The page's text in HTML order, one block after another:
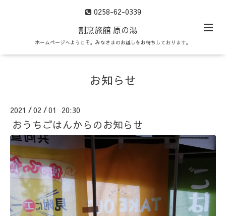
0258-62-0339
割烹旅館 原の湯
ホームページへようこそ。みなさまのお越しをお待ちしております。
お知らせ
2021 /02 /01 20:30
おうちごはんからのお知らせ